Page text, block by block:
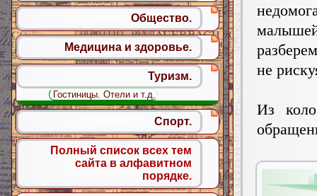
не
Из
Общество.
Медицина и здоровье.
Туризм.
Гостиницы. Отели и т.д.
Спорт.
Полный список всех тем
сайта в алфавитном
порядке.